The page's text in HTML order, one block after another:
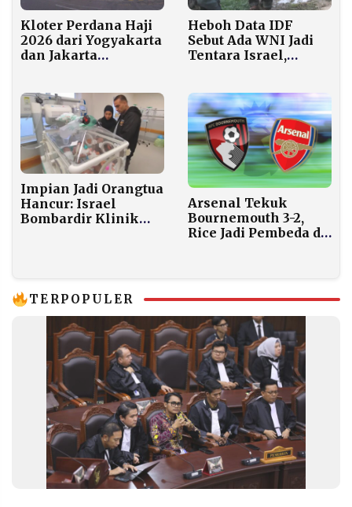
Kloter Perdana Haji
2026 dari Yogyakarta
dan Jakarta
Heboh Data IDF
Sebut Ada WNI Jadi
Tentara Israel,
Ganda
Impian Jadi Orangtua
Hancur: Israel
Bombardir Klinik
Arsenal Tekuk
Bournemouth 3-2,
Rice Jadi Pembeda di
TERPOPULER